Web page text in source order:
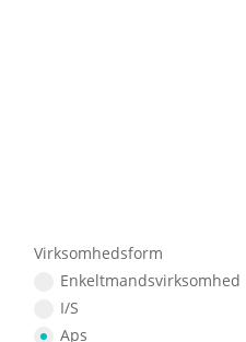
Virksomhedsform
Enkeltmandsvirksomhed
I/S
Aps